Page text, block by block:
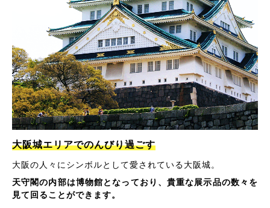
大阪城エリアでのんびり過ごす
大阪の人々にシンボルとして愛されている大阪城。
天守閣の内部は博物館となっており、貴重な展示品の数々を
見て回ることができます。